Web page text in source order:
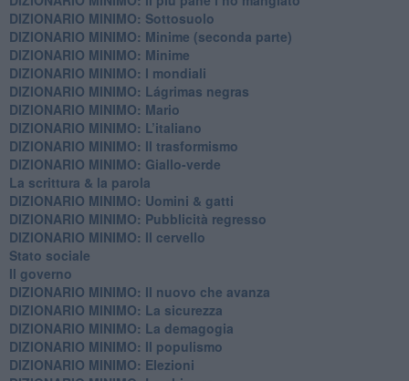
DIZIONARIO MINIMO: Sottosuolo
DIZIONARIO MINIMO: Minime (seconda parte)
DIZIONARIO MINIMO: Minime
DIZIONARIO MINIMO: ​I mondiali
DIZIONARIO MINIMO: ​Lágrimas negras
DIZIONARIO MINIMO: Mario
DIZIONARIO MINIMO: L’italiano
DIZIONARIO MINIMO: Il trasformismo
DIZIONARIO MINIMO: Giallo-verde
La scrittura & la parola
​DIZIONARIO MINIMO: Uomini & gatti
DIZIONARIO MINIMO: ​Pubblicità regresso
DIZIONARIO MINIMO: Il cervello
Stato sociale
Il governo
DIZIONARIO MINIMO: Il nuovo che avanza
DIZIONARIO MINIMO: La sicurezza
DIZIONARIO MINIMO: La demagogia
DIZIONARIO MINIMO: Il populismo
DIZIONARIO MINIMO: Elezioni